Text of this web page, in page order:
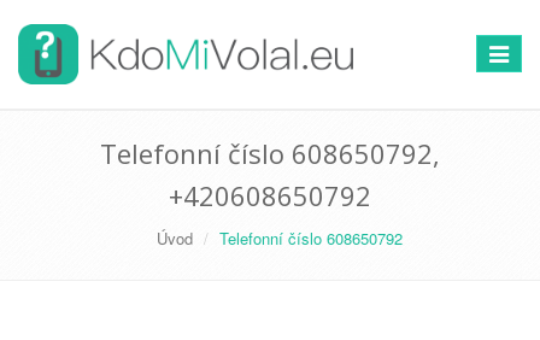
Telefonní číslo 608650792,
+420608650792
Úvod Telefonní číslo 608650792